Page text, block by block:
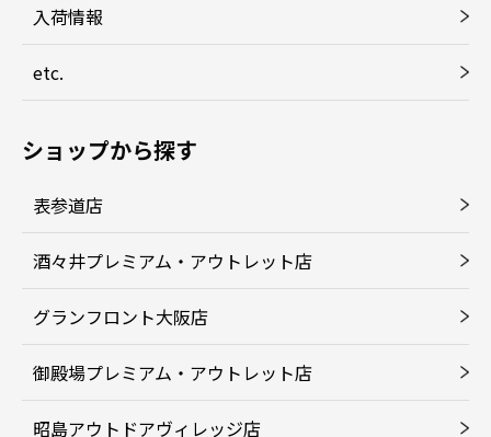
入荷情報
etc.
ショップから探す
表参道店
酒々井プレミアム・アウトレット店
グランフロント大阪店
御殿場プレミアム・アウトレット店
昭島アウトドアヴィレッジ店